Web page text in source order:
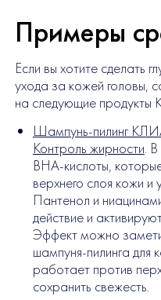
Примеры
Если вы хотите сделать
ухода за кожей головы,
на следующие продукты
Шампунь-пилинг
Контроль жирности.
BHA-кислоты,
верхнего слоя кожи
Пантенол и
действие и
Эффект можно
шампуня-пилинга для
работает против
сохранить свежесть.